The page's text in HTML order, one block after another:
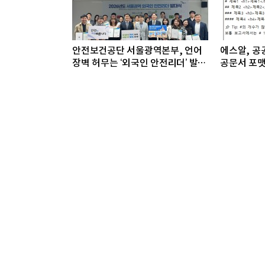
안전보건공단 서울광역본부, 언어
장벽 허무는 ‘외국인 안전리더’ 발대
에스알, 공
공문서 포